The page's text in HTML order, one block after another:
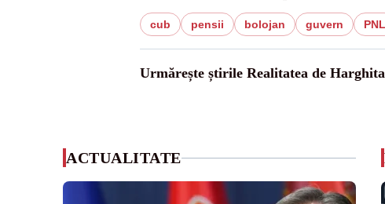
cub pensii bolojan guvern PNL
Urmărește știrile Realitatea de
ACTUALITATE